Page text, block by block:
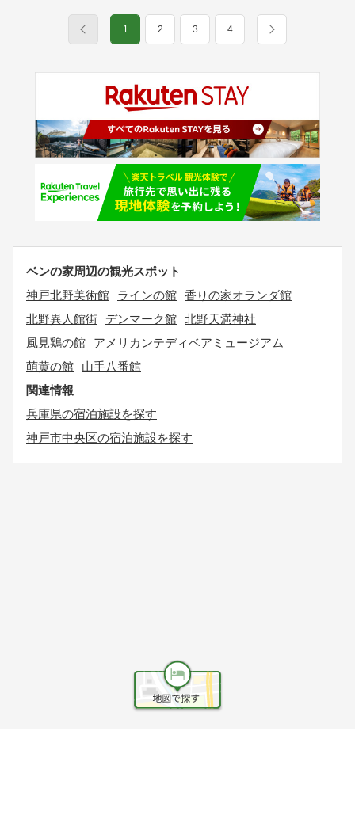
1 2 3 4
ベンの家周辺の観光スポット
神戸北野美術館
ラインの館 香りの家オランダ館
北野異人館街
デンマーク館 北野天満神社
風見鶏の館
アメリカンテディベアミュージアム
萌黄の館
山手八番館
関連情報
兵庫県の宿泊施設を探す
神戸市中央区の宿泊施設を探す